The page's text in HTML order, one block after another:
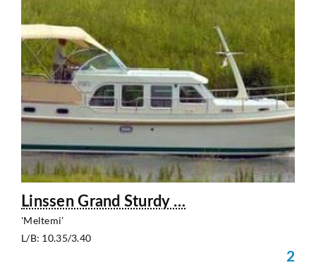
Linssen Grand Sturdy …
'Meltemi'
L/B: 10.35/3.40
2